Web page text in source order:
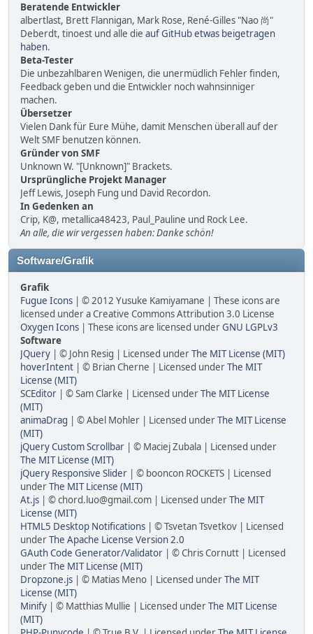
Beratende Entwickler
albertlast, Brett Flannigan, Mark Rose, René-Gilles "Nao 尚"
Deberdt, tinoest und alle die auf GitHub etwas beigetragen
haben.
Beta-Tester
Die unbezahlbaren Wenigen, die unermüdlich Fehler finden,
Feedback geben und die Entwickler noch wahnsinniger
machen.
Übersetzer
Vielen Dank für Eure Mühe, damit Menschen überall auf der
Welt SMF benutzen können.
Gründer von SMF
Unknown W. "[Unknown]" Brackets.
Ursprüngliche Projekt Manager
Jeff Lewis, Joseph Fung und David Recordon.
In Gedenken an
Crip, K@, metallica48423, Paul_Pauline und Rock Lee.
An alle, die wir vergessen haben: Danke schön!
Software/Grafik
Grafik
Fugue Icons | © 2012 Yusuke Kamiyamane | These icons are
licensed under a Creative Commons Attribution 3.0 License
Oxygen Icons | These icons are licensed underGNU LGPLv3
Software
JQuery | © John Resig | Licensed underThe MIT License (MIT)
hoverIntent | © Brian Cherne | Licensed underThe MIT
License (MIT)
SCEditor | © Sam Clarke | Licensed underThe MIT License
(MIT)
animaDrag | © Abel Mohler | Licensed underThe MIT License
(MIT)
jQuery Custom Scrollbar | © Maciej Zubala | Licensed under
The MIT License (MIT)
jQuery Responsive Slider | © booncon ROCKETS | Licensed
underThe MIT License (MIT)
At.js | © chord.luo@gmail.com | Licensed underThe MIT
License (MIT)
HTML5 Desktop Notifications | © Tsvetan Tsvetkov | Licensed
underThe Apache License Version 2.0
GAuth Code Generator/Validator | © Chris Cornutt | Licensed
underThe MIT License (MIT)
Dropzone.js | © Matias Meno | Licensed underThe MIT
License (MIT)
Minify | © Matthias Mullie | Licensed underThe MIT License
(MIT)